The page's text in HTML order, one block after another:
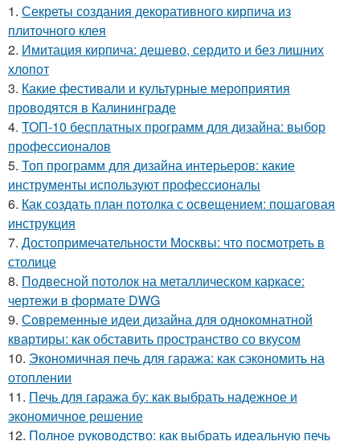
1. Секреты создания декоративного кирпича из
плиточного клея
2. Имитация кирпича: дешево, сердито и без лишних
хлопот
3. Какие фестивали и культурные мероприятия
проводятся в Калининграде
4. ТОП-10 бесплатных программ для дизайна: выбор
профессионалов
5. Топ программ для дизайна интерьеров: какие
инструменты используют профессионалы
6. Как создать план потолка с освещением: пошаговая
инструкция
7. Достопримечательности Москвы: что посмотреть в
столице
8. Подвесной потолок на металлическом каркасе:
чертежи в формате DWG
9. Современные идеи дизайна для однокомнатной
квартиры: как обставить пространство со вкусом
10. Экономичная печь для гаража: как сэкономить на
отоплении
11. Печь для гаража бу: как выбрать надежное и
экономичное решение
12. Полное руководство: как выбрать идеальную печь